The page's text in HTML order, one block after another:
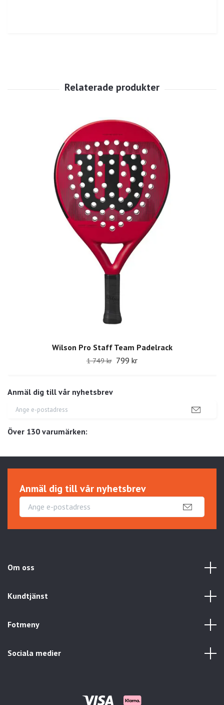
Anmäl dig till vår nyhetsbrev
Över 130 varumärken:
Wilson Pro Staff Team Padelrack
1 749 kr 799 kr
Anmäl dig till vår nyhetsbrev
Om oss
Kundtjänst
Fotmeny
Sociala medier